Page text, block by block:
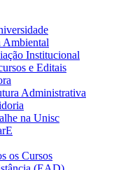
Ambiental
Institucional
e Editais
Administrativa
na Unisc
os Cursos